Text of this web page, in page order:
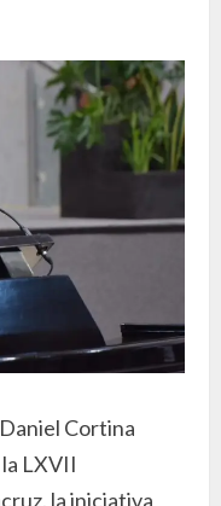
Cortina
LXVII
la iniciativa